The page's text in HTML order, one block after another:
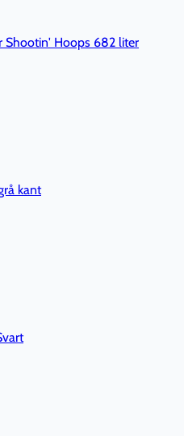
Shootin' Hoops 682 liter
kant